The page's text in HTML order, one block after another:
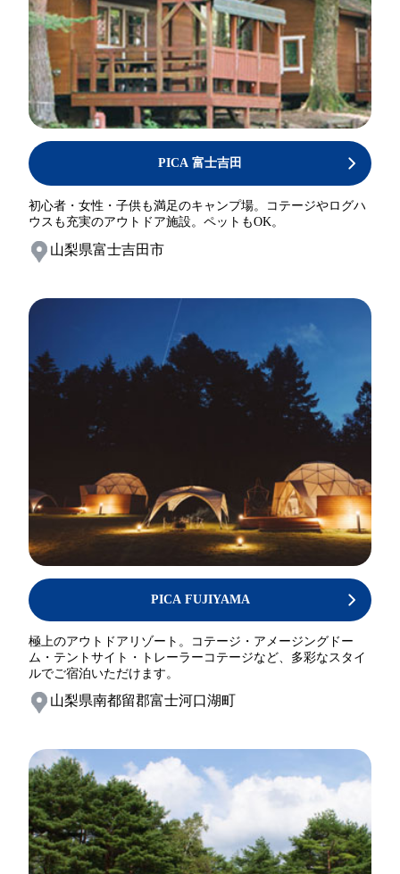
PICA 富士吉田
初心者・女性・子供も満足のキャンプ場。コテージやログハ
ウスも充実のアウトドア施設。ペットもOK。
山梨県富士吉田市
PICA FUJIYAMA
極上のアウトドアリゾート。コテージ・アメージングドー
ム・テントサイト・トレーラーコテージなど、多彩なスタイ
ルでご宿泊いただけます。
山梨県南都留郡富士河口湖町